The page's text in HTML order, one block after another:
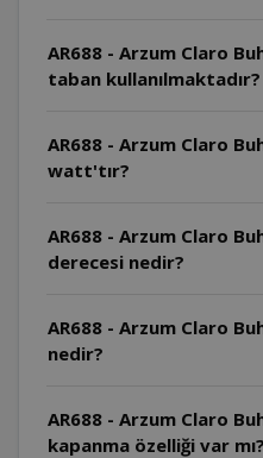
AR688 - Arzum Claro
taban kullanılmaktadır?
AR688 - Arzum Claro
watt'tır?
AR688 - Arzum Claro
derecesi nedir?
AR688 - Arzum Claro
nedir?
AR688 - Arzum Claro
kapanma özelliği var mı?